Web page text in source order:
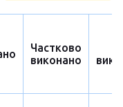
Частково
виконано